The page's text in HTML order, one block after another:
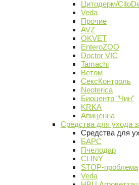
Цитодерм/
Veda
Прочие
AVZ
OKVET
EnteroZOO
Doctor VIC
Tamachi
Ветом
СексКонтроль
Neoterica
Биоцентр "Чин"
KRKA
Апиценна
Средства для ухода
Средства для
БАРС
Пчелодар
CLINY
STOP-проблема
Veda